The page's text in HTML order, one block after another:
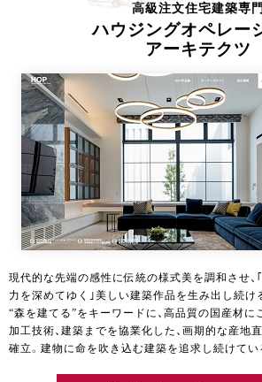
高級注文住宅建築専
ハウジングオペレー
アーキテクツ
現代的な先端の感性に伝統の様式美を調和させ
力を深めてゆく｣美しい建築作品を生み出し続け
“森を建てる”をキーワードに、高品質の国産材に
加工技術、建築までを協業化した、画期的な産地
確立。建物に命を吹き込む建築を追求し続けてい